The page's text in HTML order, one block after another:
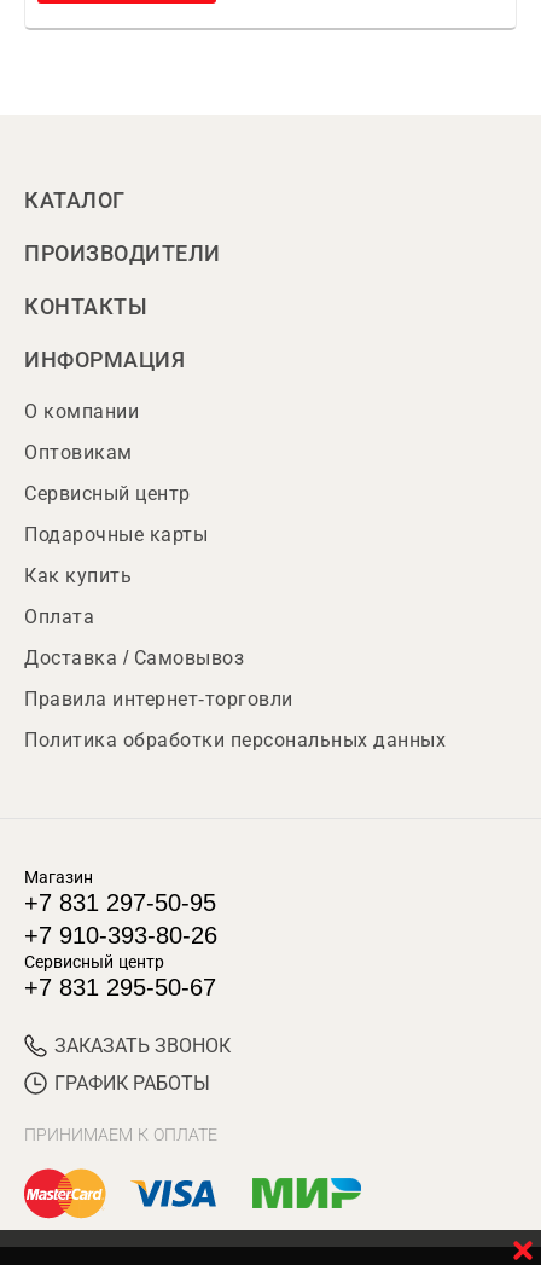
КАТАЛОГ
ПРОИЗВОДИТЕЛИ
КОНТАКТЫ
ИНФОРМАЦИЯ
О компании
Оптовикам
Сервисный центр
Подарочные карты
Как купить
Оплата
Доставка / Самовывоз
Правила интернет-торговли
Политика обработки персональных данных
Магазин
+7 831 297-50-95
+7 910-393-80-26
Сервисный центр
+7 831 295-50-67
ЗАКАЗАТЬ ЗВОНОК
ГРАФИК РАБОТЫ
ПРИНИМАЕМ К ОПЛАТЕ